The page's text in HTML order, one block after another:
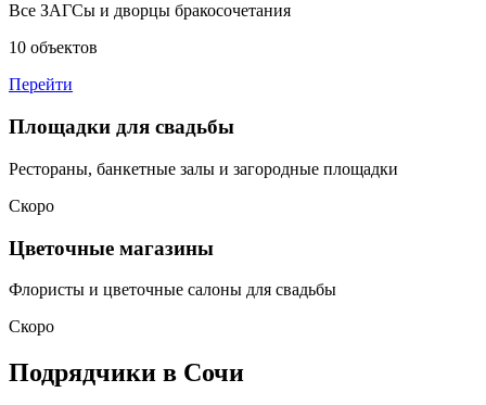
Все ЗАГСы и дворцы бракосочетания
10 объектов
Перейти
Площадки для свадьбы
Рестораны, банкетные залы и загородные площадки
Скоро
Цветочные магазины
Флористы и цветочные салоны для свадьбы
Скоро
Подрядчики в Сочи